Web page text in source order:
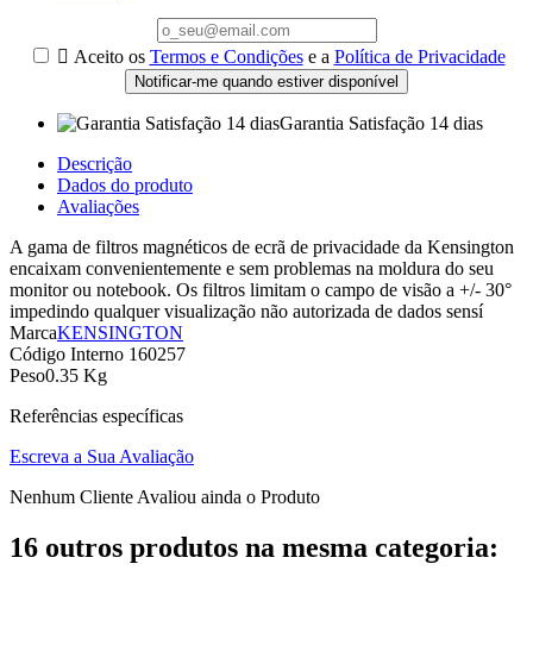
 Aceito os Termos e Condiçõese a Política de Privacidade
Notificar-me quando estiver disponível
Garantia Satisfação 14 dias
Descrição
Dados do produto
Avaliações
A gama de filtros magnéticos de ecrã de privacidade da Kensington
encaixam convenientemente e sem problemas na moldura do seu
monitor ou notebook. Os filtros limitam o campo de visão a +/- 30°
impedindo qualquer visualização não autorizada de dados sensí
MarcaKENSINGTON
Código Interno 160257
Peso0.35 Kg
Referências específicas
Escreva a Sua Avaliação
Nenhum Cliente Avaliou ainda o Produto
16 outros produtos na mesma categoria: